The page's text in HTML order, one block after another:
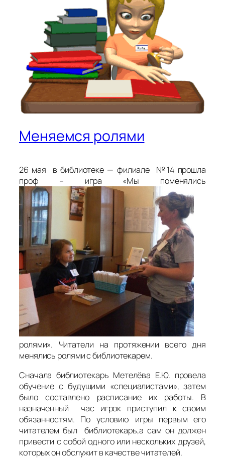
Меняемся ролями
26 мая в библиотеке — филиале №14 прошла
проф – игра «Мы поменялись
ролями». Читатели на протяжении всего дня
менялись ролями с библиотекарем.
Сначала библиотекарь Метелёва Е.Ю. провела
обучение с будущими «специалистами», затем
было составлено расписание их работы. В
назначенный час игрок приступил к своим
обязанностям. По условию игры первым его
читателем был библиотекарь,а сам он должен
привести с собой одного или нескольких друзей,
которых он обслужит в качестве читателей.